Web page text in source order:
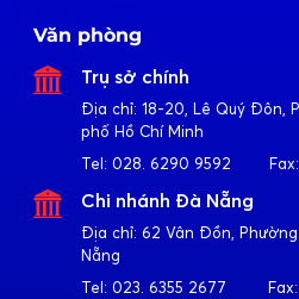
Văn phòng
Trụ sở chính
Địa chỉ: 18-20, Lê Quý Đôn,
phố Hồ Chí Minh
Tel: 028. 6290 9592 Fax:
Chi nhánh Đà Nẵng
Địa chỉ: 62 Vân Đồn,
Nẵng
Tel: 023. 6355 2677 Fax: